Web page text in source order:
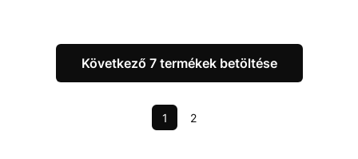
Következő 7 termékek betöltése
1 2